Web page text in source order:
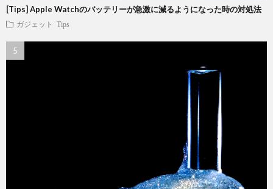
[Tips] Apple Watchのバッテリーが急激に減るようになった時の対処法
ガジェット Tips